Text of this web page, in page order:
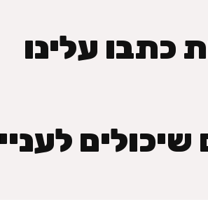
כתבו עלינו